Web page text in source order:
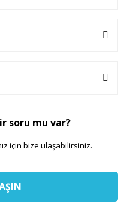
soru mu var?
için bize ulaşabilirsiniz.